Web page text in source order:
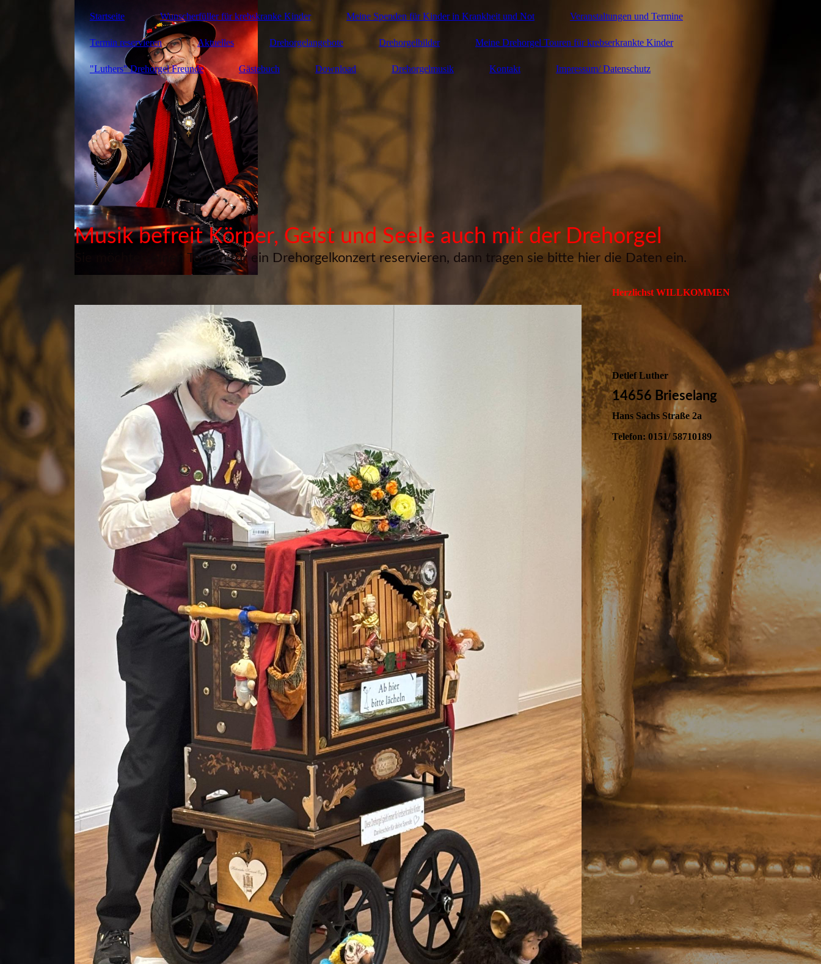
Startseite Wunscherfüller für krebskranke Kinder Meine Spenden für Kinder in Krankheit und Not Veranstaltungen und Termine
Termin reservieren Aktuelles Drehorgelangebote Drehorgelbilder Meine Drehorgel Touren für krebserkrankte Kinder
"Luthers" Drehorgel Freunde Gästebuch Download Drehorgelmusik Kontakt Impressum/ Datenschutz
Musik befreit Körper, Geist und Seele auch mit der Drehorgel
Sie möchten einen Termin für ein Drehorgelkonzert reservieren, dann tragen sie bitte hier die Daten ein.
Herzlichst WILLKOMMEN
Detlef Luther
14656 Brieselang
Hans Sachs Straße 2a
Telefon: 0151/ 58710189